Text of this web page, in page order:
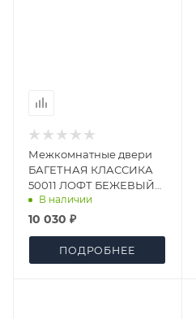
Межкомнатные двери
БАГЕТНАЯ КЛАССИКА
50011 ЛОФТ БЕЖЕВЫЙ
ДГВ наличии
10 030 ₽
ПОДРОБНЕЕ